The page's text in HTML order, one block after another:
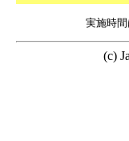
実施時間
(c)